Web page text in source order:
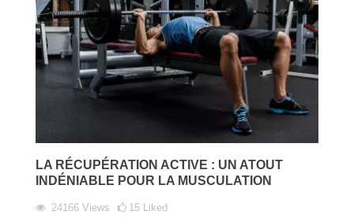
LA RÉCUPÉRATION ACTIVE : UN ATOUT
INDÉNIABLE POUR LA MUSCULATION
24166 Views 15 Liked